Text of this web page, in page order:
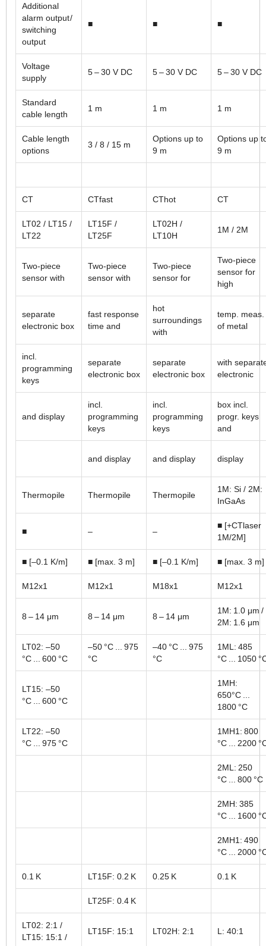
Additional
alarm output /
switching
output
■ ■ ■
Voltage
supply
5 – 30 V DC 5 – 30 V DC 5 – 30 V DC
Standard
cable length
1 m 1 m 1 m
Cable length
options
3 / 8 / 15 m
Options up to
9 m
Options up
9 m
CT CTfast CThot CT
LT02 / LT15 /
LT22
LT15F /
LT25F
LT02H /
LT10H
1M / 2M
Two-piece
sensor with
Two-piece
sensor with
Two-piece
sensor for
Two-piece
sensor for
high
separate
electronic box
fast response
time and
hot
surroundings
with
temp. meas.
of metal
incl.
programming
keys
separate
electronic box
separate
electronic box
with
electronic
and display
incl.
programming
keys
incl.
programming
keys
box incl.
progr. keys
and
and display and display display
Thermopile Thermopile Thermopile
1M: Si / 2M:
InGaAs
■ – –
■ [+CTlaser
1M/2M]
■ [–0.1 K/m] ■ [max. 3 m] ■ [–0.1 K/m] ■ [max. 3 m]
M12x1 M12x1 M18x1 M12x1
8 – 14 μm 8 – 14 μm 8 – 14 μm
1M: 1.0 μm /
2M: 1.6 μm
LT02: –50
°C ... 600 °C
–50 °C ... 975
°C
–40 °C ... 975
°C
1ML: 485
°C ... 1050
LT15: –50
°C ... 600 °C
1MH:
650°C ...
1800 °C
LT22: –50
°C ... 975 °C
1MH1: 800
°C ... 2200
2ML: 250
°C ... 800 °C
2MH: 385
°C ... 1600
2MH1: 490
°C ... 2000
0.1 K LT15F: 0.2 K 0.25 K 0.1 K
LT25F: 0.4 K
LT02: 2:1 /
LT15: 15:1 /
LT15F: 15:1 LT02H: 2:1 L: 40:1